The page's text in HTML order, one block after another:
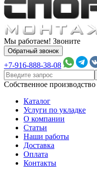
Мы работаем! Звоните
Обратный звонок
+7-916-888-38-08
Собственное производство
Каталог
Услуги по укладке
О компании
Статьи
Наши работы
Доставка
Оплата
Контакты